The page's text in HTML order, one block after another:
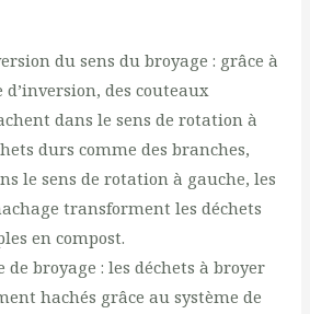
du sens du broyage : grâce à
des couteaux
dans le sens de rotation à
durs comme des branches,
le sens de rotation à gauche, les
transforment les déchets
en compost.
de broyage : les déchets à broyer
hachés grâce au système de